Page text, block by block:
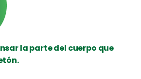
la parte del cuerpo que